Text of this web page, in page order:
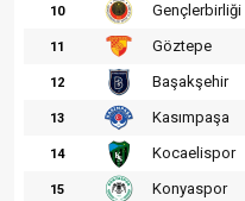
10 Gençlerbirliği
11 Göztepe
12 Başakşehir
13 Kasımpaşa
14 Kocaelispor
15 Konyaspor